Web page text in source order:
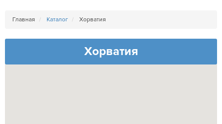
Главная Каталог Хорватия
Хорватия